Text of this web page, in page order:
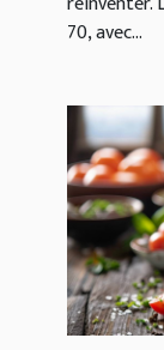
70, avec...